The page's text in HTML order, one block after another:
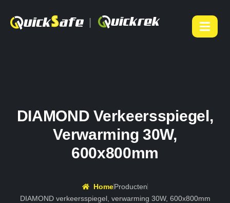
DIAMOND Verkeersspiegel,
Verwarming 30W,
600x800mm
HomeProducten
DIAMOND verkeersspiegel, verwarming 30W, 600x800mm